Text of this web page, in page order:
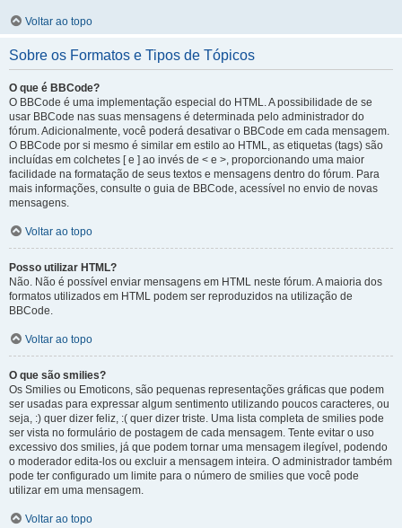
Voltar ao topo
Sobre os Formatos e Tipos de Tópicos
O que é BBCode?
O BBCode é uma implementação especial do HTML. A possibilidade de se
usar BBCode nas suas mensagens é determinada pelo administrador do
fórum. Adicionalmente, você poderá desativar o BBCode em cada mensagem.
O BBCode por si mesmo é similar em estilo ao HTML, as etiquetas (tags) são
incluídas em colchetes [ e ] ao invés de < e >, proporcionando uma maior
facilidade na formatação de seus textos e mensagens dentro do fórum. Para
mais informações, consulte o guia de BBCode, acessível no envio de novas
mensagens.
Voltar ao topo
Posso utilizar HTML?
Não. Não é possível enviar mensagens em HTML neste fórum. A maioria dos
formatos utilizados em HTML podem ser reproduzidos na utilização de
BBCode.
Voltar ao topo
O que são smilies?
Os Smilies ou Emoticons, são pequenas representações gráficas que podem
ser usadas para expressar algum sentimento utilizando poucos caracteres, ou
seja, :) quer dizer feliz, :( quer dizer triste. Uma lista completa de smilies pode
ser vista no formulário de postagem de cada mensagem. Tente evitar o uso
excessivo dos smilies, já que podem tornar uma mensagem ilegível, podendo
o moderador edita-los ou excluir a mensagem inteira. O administrador também
pode ter configurado um limite para o número de smilies que você pode
utilizar em uma mensagem.
Voltar ao topo